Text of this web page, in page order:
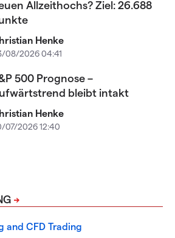
Allzeithochs? Ziel: 26.688
Henke
08/2026 04:41
500 Prognose –
bleibt intakt
Henke
07/2026 12:40